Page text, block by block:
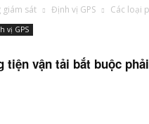
giám sát Định vị GPS Các loại
vị GPS
tiện vận tải bắt buộc